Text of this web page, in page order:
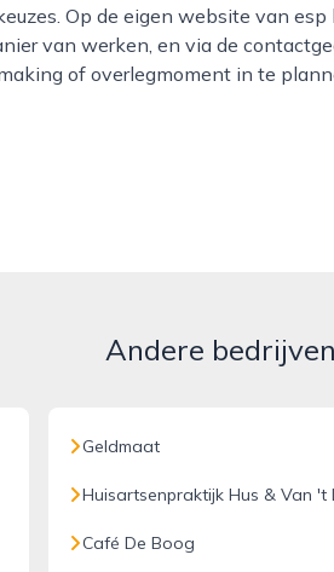
Op de eigen website van esp
van werken, en via de
of overlegmoment in te
Andere
Geldmaat
Huisartsenpraktijk Hus & Van 't
Café De Boog